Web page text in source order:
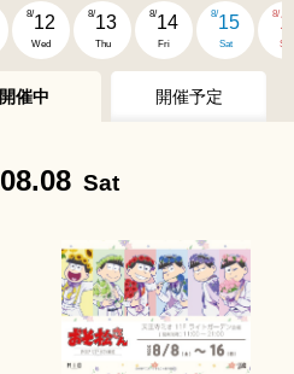
8/12
Wed
8/13
Thu
8/14
Fri
8/15
Sat
8/
Sun
開催中 開催予定
08.08 Sat